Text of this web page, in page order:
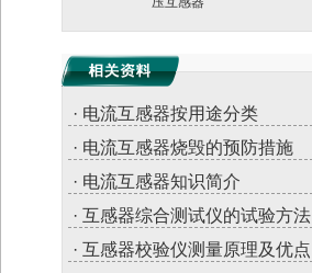
· 电流互感器按用途分类
· 电流互感器烧毁的预防措施
· 电流互感器知识简介
· 互感器综合测试仪的试验方法
· 互感器校验仪测量原理及优点